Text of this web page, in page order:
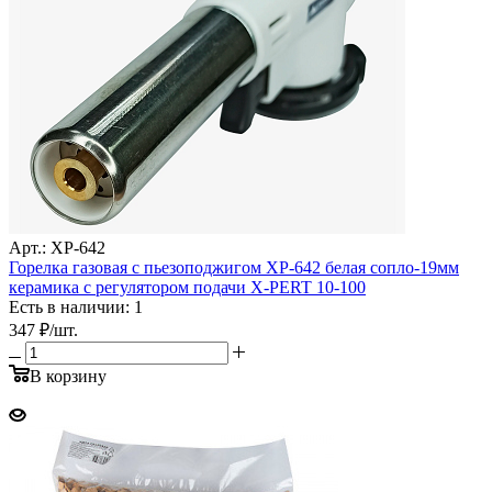
Арт.: XP-642
Горелка газовая с пьезоподжигом XP-642 белая сопло-19мм
керамика с регулятором подачи X-PERT 10-100
Есть в наличии: 1
347 ₽/шт.
В корзину